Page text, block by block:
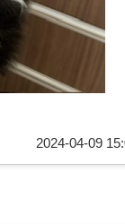
2024-04-09